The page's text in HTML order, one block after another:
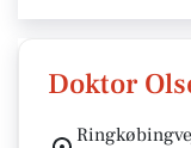
Doktor